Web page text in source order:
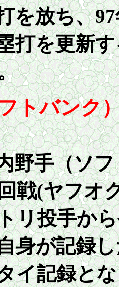
を放ち、
打を更新
トバンク
手（ソフ
戦(ヤフオ
リ投手か
身が記録
イ記録と